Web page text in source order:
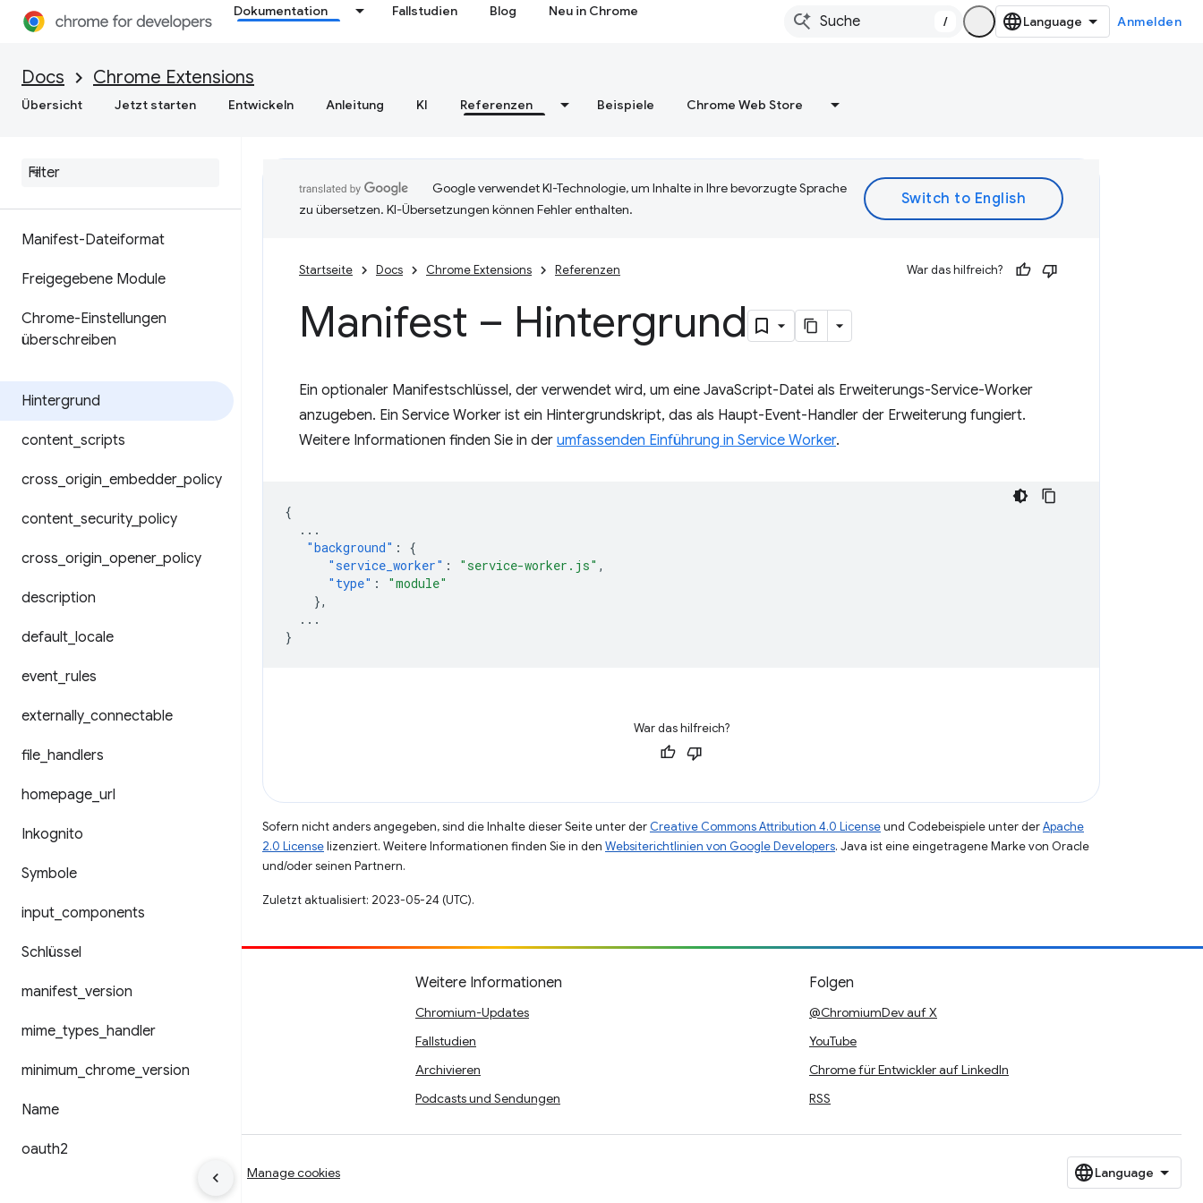
Dokumentation Fallstudien Blog Neu in Chrome
/ Anmelden
Docs Chrome Extensions
Übersicht Jetzt starten Entwickeln Anleitung KI Referenzen Beispiele Chrome Web Store
Manifest-Dateiformat
Freigegebene Module
Chrome-Einstellungen
überschreiben
Hintergrund
content scripts
cross origin embedder_ policy
content security_ policy
cross origin opener_ policy
description
default locale
event rules
externally_ connectable
file handlers
homepage url
Inkognito
Symbole
input components
Schlüssel
manifest version
mime types handler
minimum chrome version
Name
oauth2
Google verwendet KI-Technologie, um Inhalte in Ihre bevorzugte Sprache
zu übersetzen. KI-Übersetzungen können Fehler enthalten.
Startseite Docs Chrome Extensions Referenzen War das hilfreich?
Manifest – Hintergrund
Ein optionaler Manifestschlüssel, der verwendet wird, um eine JavaScript-Datei als Erweiterungs-Service-Worker
anzugeben. Ein Service Worker ist ein Hintergrundskript, das als Haupt-Event-Handler der Erweiterung fungiert.
Weitere Informationen finden Sie in der umfassenden Einführung in Service Worker.
{
...
"background" :
{
"service_worker" : "service-worker.js" ,
"type" :
"module"
},
...
}
War das hilfreich?
Sofern nicht anders angegeben, sind die Inhalte dieser Seite unter der Creative Commons Attribution 4.0 Licenseund Codebeispiele unter derApache
2.0 Licenselizenziert. Weitere Informationen finden Sie in den Websiterichtlinien von Google Developers. Java ist eine eingetragene Marke von Oracle
und/oder seinen Partnern.
Zuletzt aktualisiert: 2023-05-24 (UTC).
Beitragen
Offene Fragen ansehen
Weitere Informationen
Chromium-Updates
Fallstudien
Archivieren
Podcasts und Sendungen
Folgen
@ChromiumDev auf X
YouTube
Chrome für Entwickler auf LinkedIn
RSS
Datenschutz Manage cookies